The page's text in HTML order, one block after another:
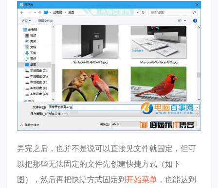
弄完之后，也并不是说可以直接见文件就固定，但可
以把那些无法固定的文件先创建快捷方式（如下
图），然后再把快捷方式固定到开始菜单 ，也能达到